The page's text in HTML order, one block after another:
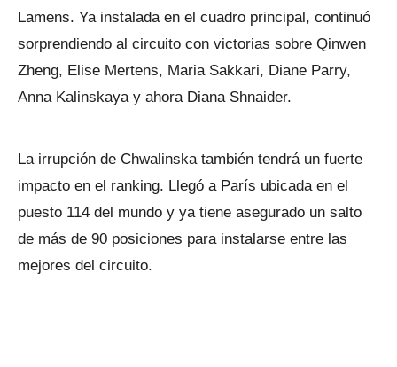
Lamens. Ya instalada en el cuadro principal, continuó
sorprendiendo al circuito con victorias sobre Qinwen
Zheng, Elise Mertens, Maria Sakkari, Diane Parry,
Anna Kalinskaya y ahora Diana Shnaider.
La irrupción de Chwalinska también tendrá un fuerte
impacto en el ranking. Llegó a París ubicada en el
puesto 114 del mundo y ya tiene asegurado un salto
de más de 90 posiciones para instalarse entre las
mejores del circuito.